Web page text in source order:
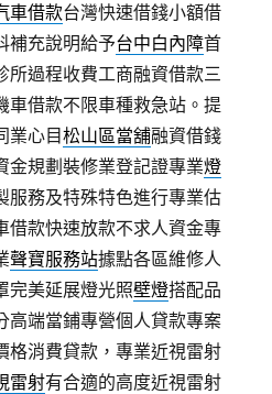
車借款台灣快速借錢小額借
補充說明給予台中白內障首
所過程收費工商融資借款三
車借款不限車種救急站。提
業心目松山區當舖融資借錢
金規劃裝修業登記證專業燈
服務及特殊特色進行專業估
借款快速放款不求人資金專
聲寶服務站據點各區維修人
完美延展燈光照壁燈搭配品
高端當鋪專營個人貸款專案
格消費貸款，專業近視雷射
雷射有合適的高度近視雷射